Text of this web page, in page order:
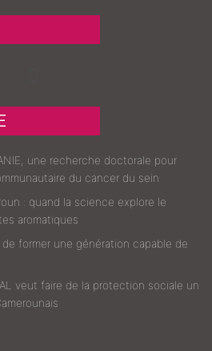
une recherche doctorale pour
du cancer du sein
: quand la science explore le
aromatiques
de former une génération capable de
veut faire de la protection sociale un